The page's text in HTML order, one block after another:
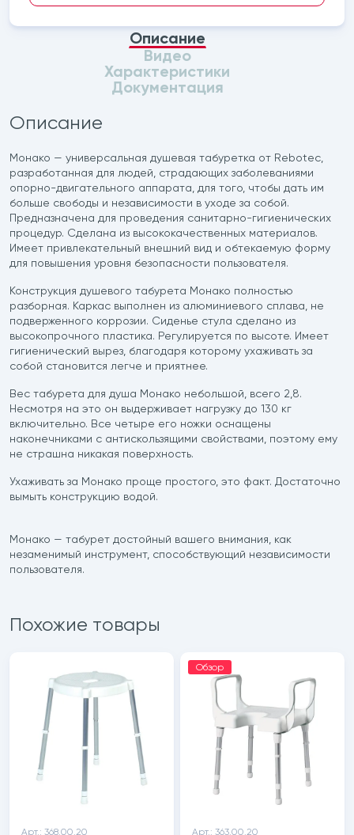
Описание
Видео
Характеристики
Документация
Описание
Монако — универсальная душевая табуретка от Rebotec,
разработанная для людей, страдающих заболеваниями
опорно-двигательного аппарата, для того, чтобы дать им
больше свободы и независимости в уходе за собой.
Предназначена для проведения санитарно-гигиенических
процедур. Сделана из высококачественных материалов.
Имеет привлекательный внешний вид и обтекаемую форму
для повышения уровня безопасности пользователя.
Конструкция душевого табурета Монако полностью
разборная. Каркас выполнен из алюминиевого сплава, не
подверженного коррозии. Сиденье стула сделано из
высокопрочного пластика. Регулируется по высоте. Имеет
гигиенический вырез, благодаря которому ухаживать за
собой становится легче и приятнее.
Вес табурета для душа Монако небольшой, всего 2,8.
Несмотря на это он выдерживает нагрузку до 130 кг
включительно. Все четыре его ножки оснащены
наконечниками с антискользящими свойствами, поэтому ему
не страшна никакая поверхность.
Ухаживать за Монако проще простого, это факт. Достаточно
вымыть конструкцию водой.
Монако — табурет достойный вашего внимания, как
незаменимый инструмент, способствующий независимости
пользователя.
Похожие товары
Арт.: 368.00.20
Обзор
Арт.: 363.00.20